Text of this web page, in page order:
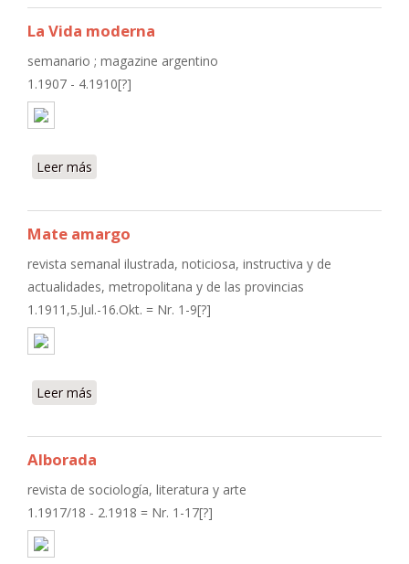
La Vida moderna
semanario ; magazine argentino
1.1907 - 4.1910[?]
Leer más
Mate amargo
revista semanal ilustrada, noticiosa, instructiva y de
actualidades, metropolitana y de las provincias
1.1911,5.Jul.-16.Okt. = Nr. 1-9[?]
Leer más
Alborada
revista de sociología, literatura y arte
1.1917/18 - 2.1918 = Nr. 1-17[?]